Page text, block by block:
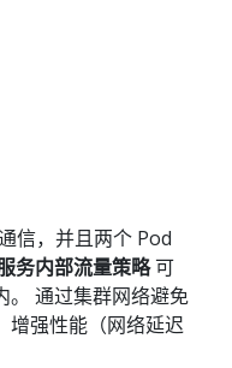
信，并且两个 Pod
务内部流量策略可
。 通过集群网络避免
增强性能（网络延迟